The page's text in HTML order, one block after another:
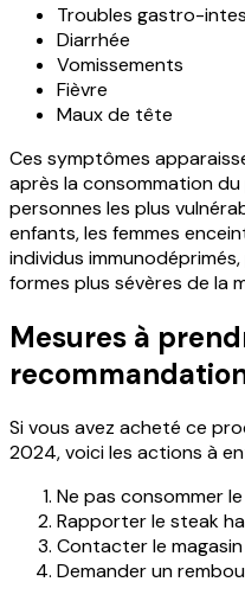
Troubles gastro-
Diarrhée
Vomissements
Fièvre
Maux de tête
Ces symptômes
après la consommation
personnes les plus
enfants, les femmes
individus
formes plus sévères de la
Mesures à
Si vous avez acheté ce
2024, voici les actions à
Ne pas consommer
Rapporter le steak
Contacter le
Demander un